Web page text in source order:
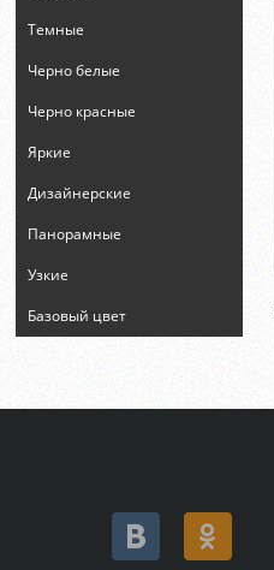
Темные
Черно белые
Черно красные
Яркие
Дизайнерские
Панорамные
Узкие
Базовый цвет